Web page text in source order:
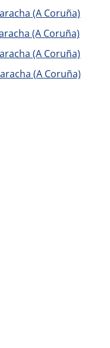
(A Coruña)
(A Coruña)
(A Coruña)
(A Coruña)